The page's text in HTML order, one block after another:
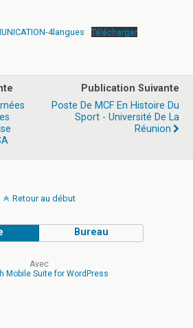
4langues Télécharger
Publication Suivante
Poste De MCF En Histoire Du
Sport - Université De La
Réunion
Retour au début
Bureau
Avec
Mobile Suite for WordPress